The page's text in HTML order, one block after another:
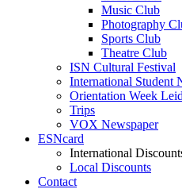
Music Club
Photography
Sports Club
Theatre Club
ISN Cultural Festival
International Student
Orientation Week
Trips
VOX Newspaper
ESNcard
International
Local Discounts
Contact